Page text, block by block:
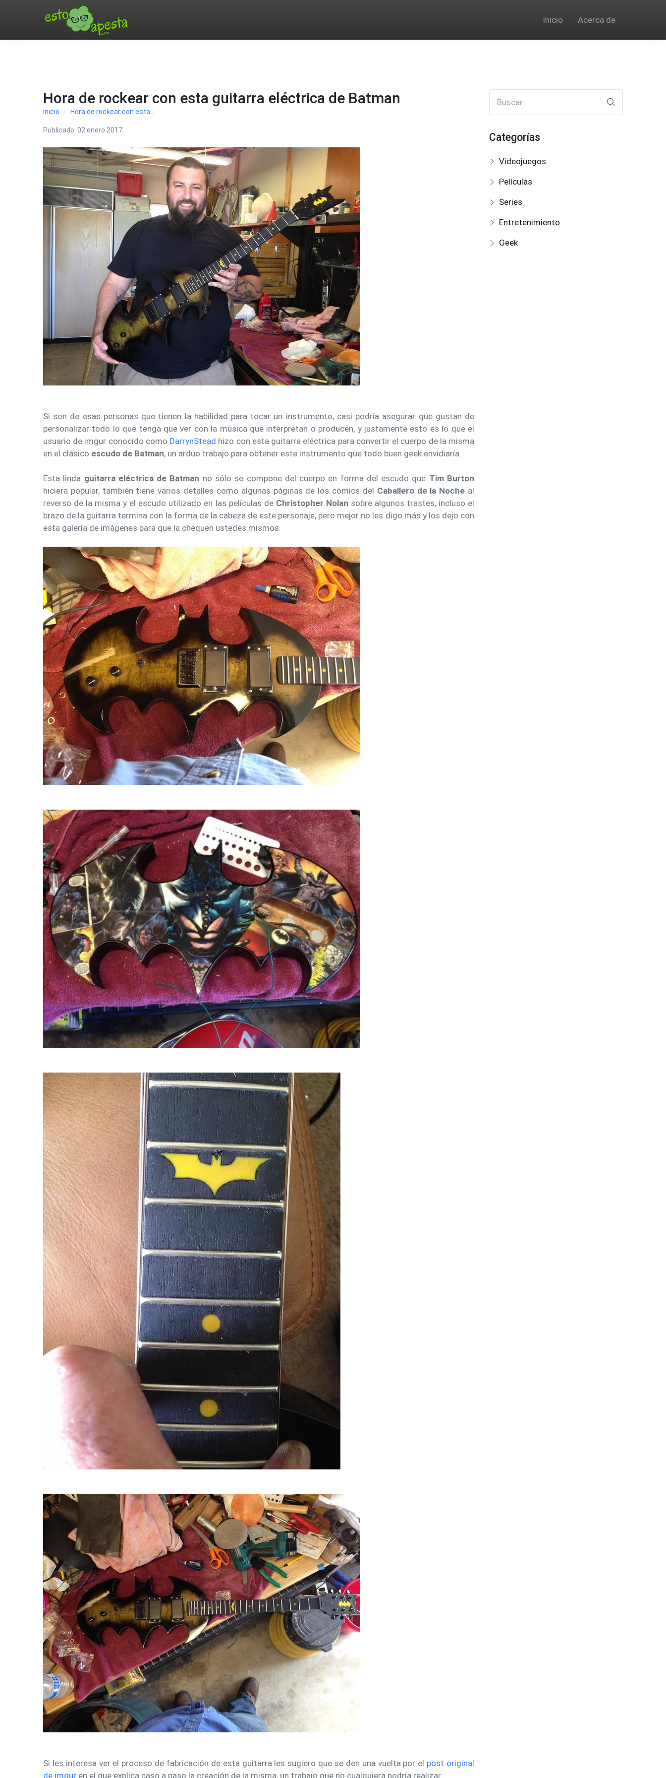
Inicio Acerca de
Hora de rockear con esta guitarra eléctrica de Batman
Inicio Hora de rockear con esta...
Publicado: 02 enero 2017
Si son de esas personas que tienen la habilidad para tocar un instrumento, casi podría asegurar que gustan de
personalizar todo lo que tenga que ver con la música que interpretan o producen, y justamente esto es lo que el
usuario de imgur conocido como DarrynStead hizo con esta guitarra eléctrica para convertir el cuerpo de la misma
en el clásico escudo de Batman, un arduo trabajo para obtener este instrumento que todo buen geek envidiaría.
Esta linda guitarra eléctrica de Batman no sólo se compone del cuerpo en forma del escudo que Tim Burton
hiciera popular, también tiene varios detalles como algunas páginas de los cómics del Caballero de la Noche al
reverso de la misma y el escudo utilizado en las películas de Christopher Nolan sobre algunos trastes, incluso el
brazo de la guitarra termina con la forma de la cabeza de este personaje, pero mejor no les digo más y los dejo con
esta galería de imágenes para que la chequen ustedes mismos.
Si les interesa ver el proceso de fabricación de esta guitarra les sugiero que se den una vuelta por el post original
de imgur en el que explica paso a paso la creación de la misma, un trabajo que no cualquiera podría realizar.
Buscar...
Categorías
Videojuegos
Películas
Series
Entretenimiento
Geek